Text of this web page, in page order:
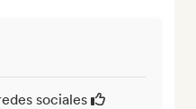
sociales